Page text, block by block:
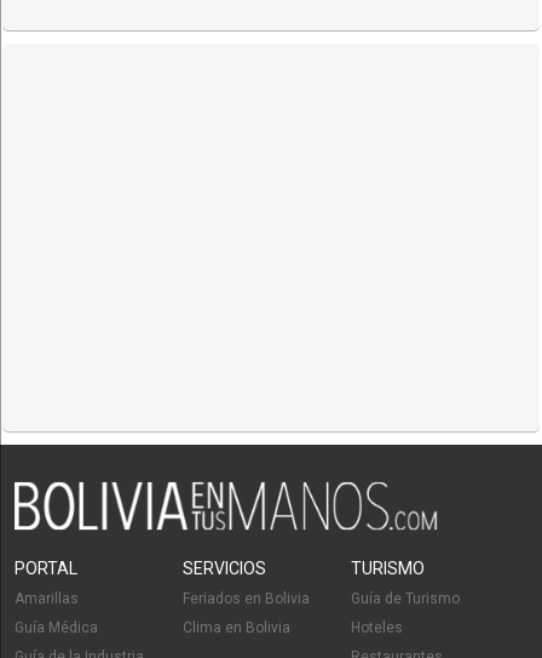
PORTAL
Amarillas
Guía Médica
SERVICIOS
Feriados en Bolivia
Clima en Bolivia
TURISMO
Guía de Turismo
Hoteles